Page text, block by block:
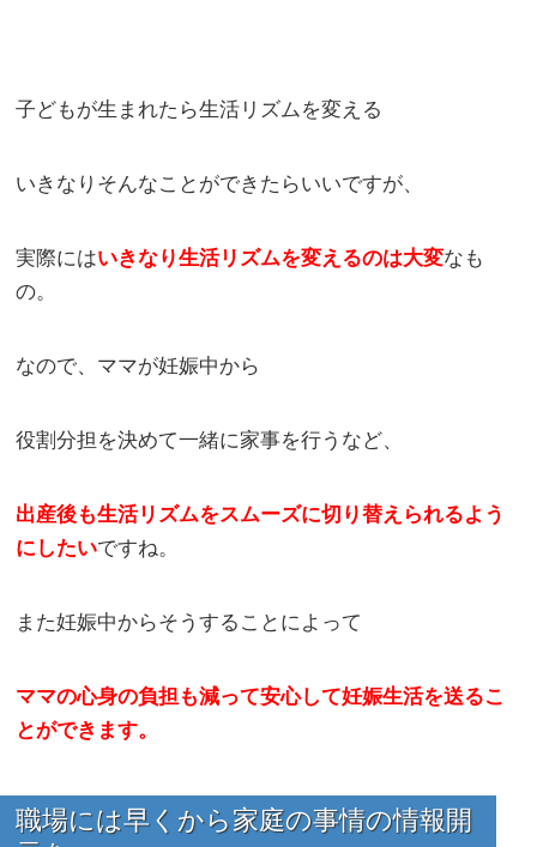
子どもが生まれたら生活リズムを変える
いきなりそんなことができたらいいですが、
実際にはいきなり生活リズムを変えるのは大変なも
の。
なので、ママが妊娠中から
役割分担を決めて一緒に家事を行うなど、
出産後も生活リズムをスムーズに切り替えられるよう
にしたいですね。
また妊娠中からそうすることによって
ママの心身の負担も減って安心して妊娠生活を送るこ
とができます。
職場には早くから家庭の事情の情報開